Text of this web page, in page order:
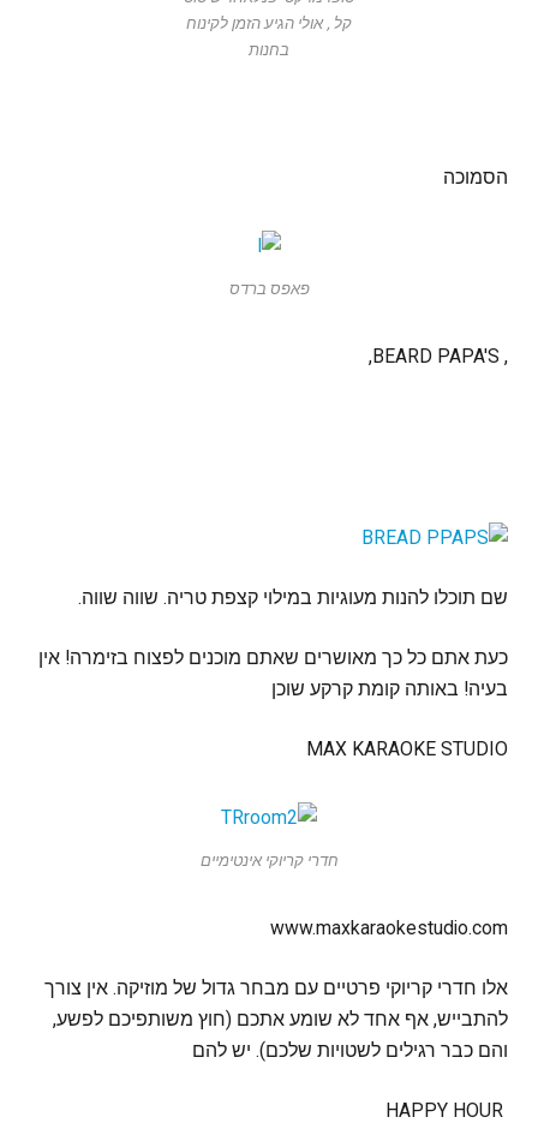
קל , אולי הגיע הזמן לקינוח
בחנות
הסמוכה
פאפס ברדס
, BEARD PAPA'S,
שם תוכלו להנות מעוגיות במילוי קצפת טריה. שווה שווה.
כעת אתם כל כך מאושרים שאתם מוכנים לפצוח בזימרה! אין
בעיה! באותה קומת קרקע שוכן
MAX KARAOKE STUDIO
חדרי קריוקי אינטימיים
www.maxkaraokestudio.com
אלו חדרי קריוקי פרטיים עם מבחר גדול של מוזיקה. אין צורך
להתבייש, אף אחד לא שומע אתכם (חוץ משותפיכם לפשע,
והם כבר רגילים לשטויות שלכם). יש להם